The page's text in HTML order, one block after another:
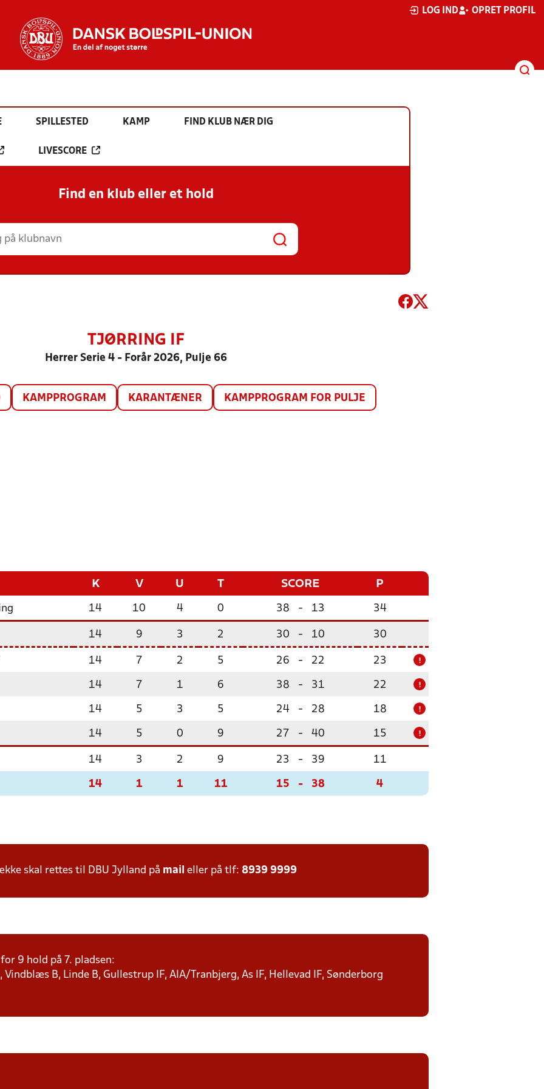
LOG IND OPRET PROFIL
SPILLESTED KAMP FIND KLUB NÆR DIG
LIVESCORE
Find en klub eller et hold
TJØRRING IF
Herrer Serie 4 - Forår 2026, Pulje 66
KAMPPROGRAM KARANTÆNER KAMPPROGRAM FOR PULJE
K V U T SCORE P
14 10 4 0 38 - 13 34
14 9 3 2 30 - 10 30
14 7 2 5 26 - 22 23 !
14 7 1 6 38 - 31 22 !
14 5 3 5 24 - 28 18 !
14 5 0 9 27 - 40 15 !
14 3 2 9 23 - 39 11
14 1 1 11 15 - 38 4
skal rettes til DBU Jylland på mail eller på tlf: 8939 9999
9 hold på 7. pladsen:
Vindblæs B, Linde B, Gullestrup IF, AIA/Tranbjerg, As IF, Hellevad IF, Sønderborg